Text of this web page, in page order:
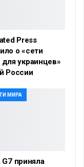
Press
о «сети
украинцев»
России
МИРА
G7 приняла